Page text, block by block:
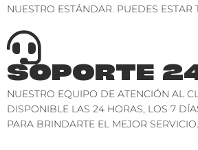
NUESTRO ESTÁNDAR. PUEDES ESTAR
SOPORTE
NUESTRO EQUIPO DE ATENCIÓN AL
DISPONIBLE LAS 24 HORAS, LOS 7
PARA BRINDARTE EL MEJOR SERVICIO.